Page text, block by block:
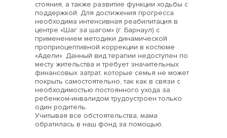
стояния, а также развитие функции ходьбы с
поддержкой. Для достижения прогресса
необходима интенсивная реабилитация в
центре «Шаг за шагом» (г. Барнаул) с
применением методики динамической
проприоцептивной коррекции в костюме
«Адели». Данный вид терапии недоступен по
месту жительства и требует значительных
финансовых затрат, которые семья не может
покрыть самостоятельно, так как в связи с
необходимостью постоянного ухода за
ребенком-инвалидом трудоустроен только
один родитель.
Учитывая все обстоятельства, мама
обратилась в наш фонд за помощью.